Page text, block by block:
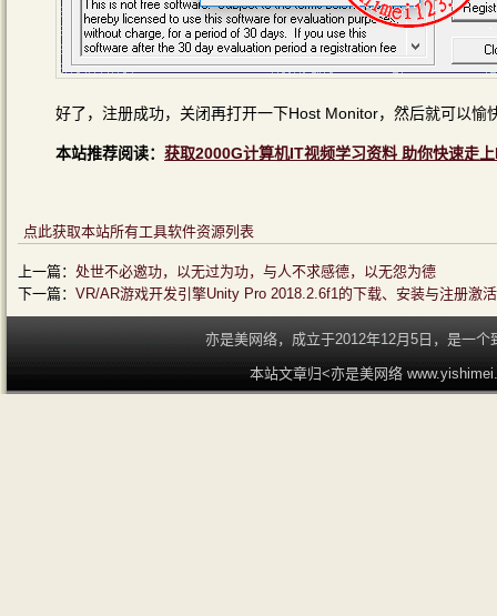
好了，注册成功，关闭再打开一下Host Monitor，然后就可以愉
本站推荐阅读： 获取2000G计算机IT视频学习资料 助你快速走
点此获取本站所有工具软件资源列表
上一篇： 处世不必邀功，以无过为功，与人不求感德，以无怨为德
下一篇： VR/AR游戏开发引擎Unity Pro 2018.2.6f1的下载、安装与注册激
亦是美网络，成立于2012年12月5日，是一
本站文章归<亦是美网络